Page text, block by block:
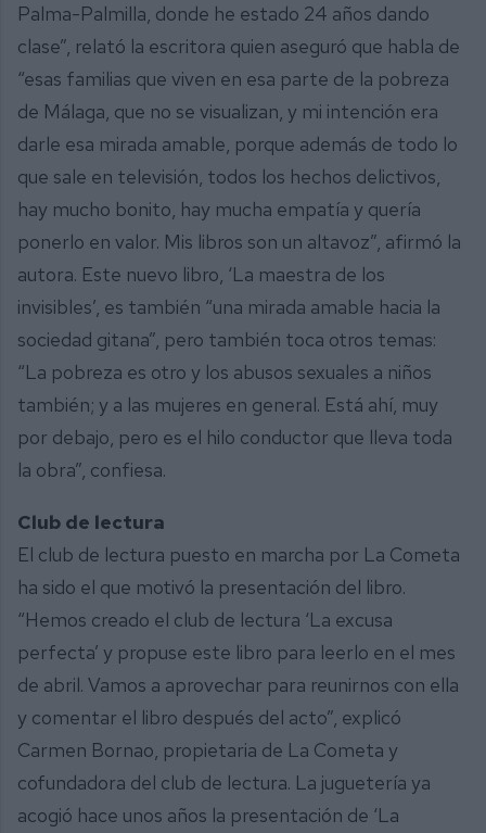
Palma-Palmilla, donde he estado 24 años dando
clase”, relató la escritora quien aseguró que habla de
“esas familias que viven en esa parte de la pobreza
de Málaga, que no se visualizan, y mi intención era
darle esa mirada amable, porque además de todo lo
que sale en televisión, todos los hechos delictivos,
hay mucho bonito, hay mucha empatía y quería
ponerlo en valor. Mis libros son un altavoz”, afirmó la
autora. Este nuevo libro, ‘La maestra de los
invisibles’, es también “una mirada amable hacia la
sociedad gitana”, pero también toca otros temas:
“La pobreza es otro y los abusos sexuales a niños
también; y a las mujeres en general. Está ahí, muy
por debajo, pero es el hilo conductor que lleva toda
la obra”, confiesa.
Club de lectura
El club de lectura puesto en marcha por La Cometa
ha sido el que motivó la presentación del libro.
“Hemos creado el club de lectura ‘La excusa
perfecta’ y propuse este libro para leerlo en el mes
de abril. Vamos a aprovechar para reunirnos con ella
y comentar el libro después del acto”, explicó
Carmen Bornao, propietaria de La Cometa y
cofundadora del club de lectura. La juguetería ya
acogió hace unos años la presentación de ‘La